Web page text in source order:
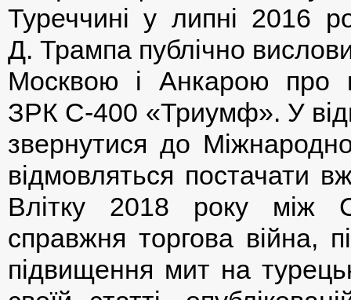
Туреччині у липні 2016
Д. Трампа публічно
Москвою і Анкарою про
ЗРК С-400 «Триумф». У
звернутися до
відмовляться постачати
Влітку 2018 року між
справжня торгова війна,
підвищення мит на